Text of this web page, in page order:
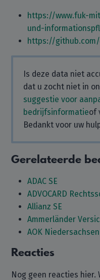
https://www.fuk-
und-
https://
Is deze data niet
dat u zocht niet in
suggestie voor
bedrijfsinformatieof
Bedankt voor uw
Gerelateerde
ADAC SE
ADVOCARD
Allianz SE
Ammerländer
AOK Niedersachsen
Reacties
Nog geen reacties hier.